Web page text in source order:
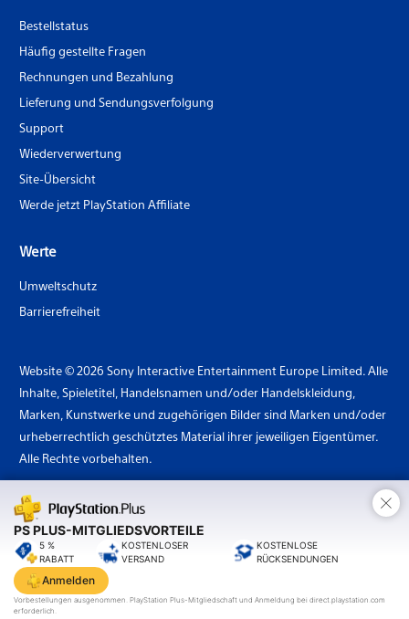
PS PLUS-MITGLIEDSVORTEILE
5 %
RABATT
KOSTENLOSER
VERSAND
KOSTENLOSE
RÜCKSENDUNGEN
Anmelden
×
Vorbestellungen ausgenommen. PlayStation Plus-Mitgliedschaft und Anmeldung bei direct.playstation.com
erforderlich.
Bestellstatus
Häufig gestellte Fragen
Rechnungen und Bezahlung
Lieferung und Sendungsverfolgung
Support
Wiederverwertung
Site-Übersicht
Werde jetzt PlayStation Affiliate
Werte
Umweltschutz
Barrierefreiheit
Website © 2026 Sony Interactive Entertainment Europe Limited. Alle
Inhalte, Spieletitel, Handelsnamen und/oder Handelskleidung,
Marken, Kunstwerke und zugehörigen Bilder sind Marken und/oder
urheberrechtlich geschütztes Material ihrer jeweiligen Eigentümer.
Alle Rechte vorbehalten.
Land: Österreich
Sony
Interactive
Entertainment